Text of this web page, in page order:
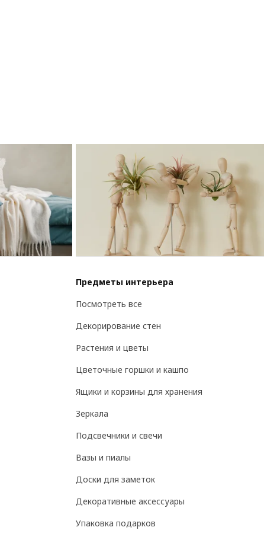
Предметы интерьера
Посмотреть все
Декорирование стен
Растения и цветы
Цветочные горшки и кашпо
Ящики и корзины для хранения
Зеркала
Подсвечники и свечи
Вазы и пиалы
Доски для заметок
Декоративные аксессуары
Упаковка подарков